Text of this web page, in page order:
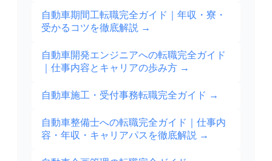
自動車期間工転職完全ガイド｜年収・寮・
受かるコツを徹底解説 →
自動車開発エンジニアへの転職完全ガイド
｜仕事内容とキャリアの歩み方 →
自動車施工・受付事務転職完全ガイド →
自動車整備士への転職完全ガイド｜仕事内
容・年収・キャリアパスを徹底解説 →